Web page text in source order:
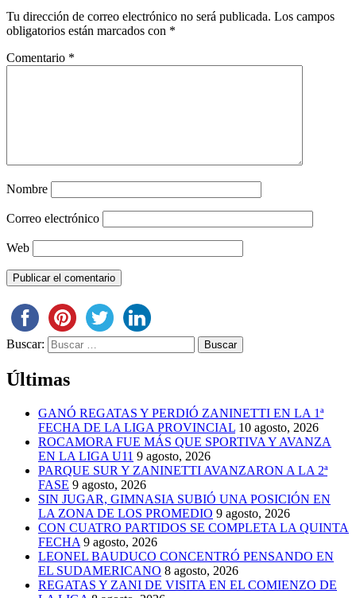
Tu dirección de correo electrónico no será publicada. Los campos
obligatorios están marcados con *
Comentario *
Nombre
Correo electrónico
Web
Buscar:
Últimas
GANÓ REGATAS Y PERDIÓ ZANINETTI EN LA 1ª
FECHA DE LA LIGA PROVINCIAL 10 agosto, 2026
ROCAMORA FUE MÁS QUE SPORTIVA Y AVANZA
EN LA LIGA U11 9 agosto, 2026
PARQUE SUR Y ZANINETTI AVANZARON A LA 2ª
FASE 9 agosto, 2026
SIN JUGAR, GIMNASIA SUBIÓ UNA POSICIÓN EN
LA ZONA DE LOS PROMEDIO 9 agosto, 2026
CON CUATRO PARTIDOS SE COMPLETA LA QUINTA
FECHA 9 agosto, 2026
LEONEL BAUDUCO CONCENTRÓ PENSANDO EN
EL SUDAMERICANO 8 agosto, 2026
REGATAS Y ZANI DE VISITA EN EL COMIENZO DE